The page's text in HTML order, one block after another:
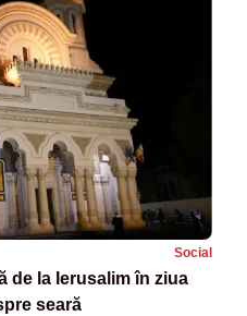
Social
de la Ierusalim în ziua
seară